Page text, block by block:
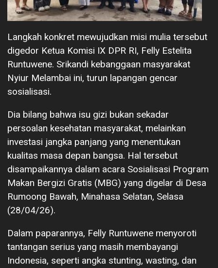
Langkah konkret mewujudkan misi mulia tersebut
digedor Ketua Komisi IX DPR RI, Felly Estelita
Runtuwene. Srikandi kebanggaan masyarakat
Nyiur Melambai ini, turun lapangan gencar
sosialisasi.
Dia bilang bahwa isu gizi bukan sekadar
persoalan kesehatan masyarakat, melainkan
investasi jangka panjang yang menentukan
kualitas masa depan bangsa. Hal tersebut
disampaikannya dalam acara Sosialisasi Program
Makan Bergizi Gratis (MBG) yang digelar di Desa
Rumoong Bawah, Minahasa Selatan, Selasa
(28/04/26).
Dalam paparannya, Felly Runtuwene menyoroti
tantangan serius yang masih membayangi
Indonesia, seperti angka stunting, wasting, dan